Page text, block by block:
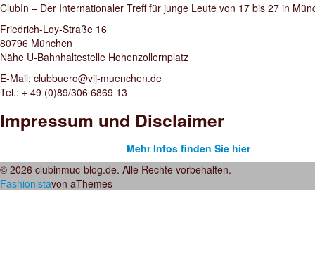
ClubIn – Der Internationaler Treff für junge Leute von 17 bis 27 in
Friedrich-Loy-Straße 16
80796 München
Nähe U-Bahnhaltestelle Hohenzollernplatz
E-Mail: clubbuero@vij-muenchen.de
Tel.: + 49 (0)89/306 6869 13
Impressum und Disclaimer
Mehr Infos finden Sie hier
© 2026 clubinmuc-blog.de. Alle Rechte vorbehalten.
Fashionistavon aThemes